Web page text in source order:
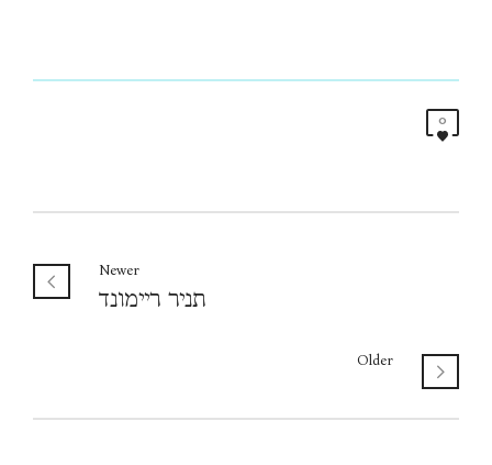
0
Newer
תניר ריימונד
Older